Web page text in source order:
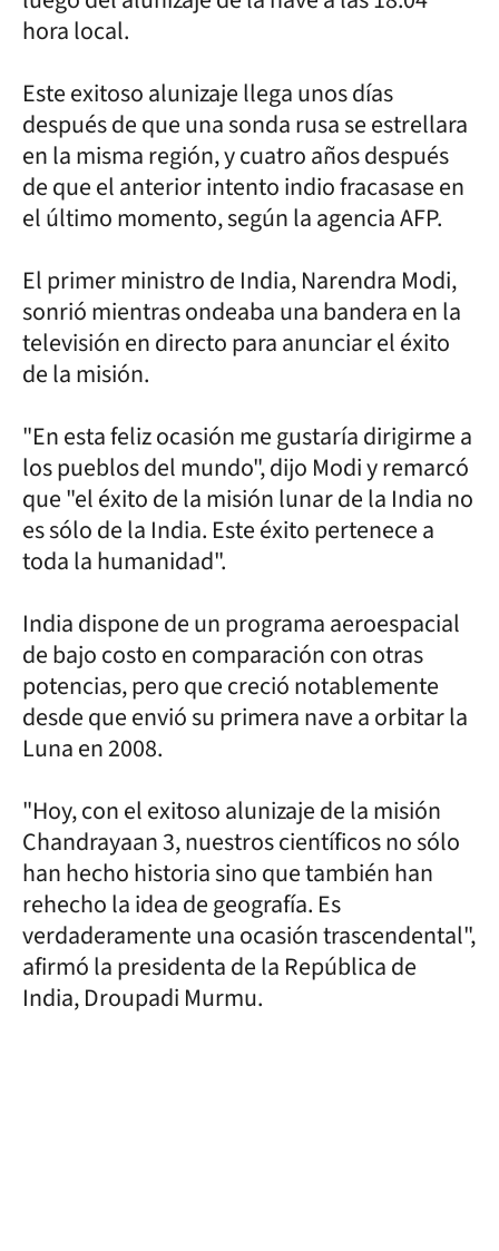
hora local.
Este exitoso alunizaje llega unos días
después de que una sonda rusa se estrellara
en la misma región, y cuatro años después
de que el anterior intento indio fracasase en
el último momento, según la agencia AFP.
El primer ministro de India, Narendra Modi,
sonrió mientras ondeaba una bandera en la
televisión en directo para anunciar el éxito
de la misión.
"En esta feliz ocasión me gustaría dirigirme a
los pueblos del mundo", dijo Modi y remarcó
que "el éxito de la misión lunar de la India no
es sólo de la India. Este éxito pertenece a
toda la humanidad".
India dispone de un programa aeroespacial
de bajo costo en comparación con otras
potencias, pero que creció notablemente
desde que envió su primera nave a orbitar la
Luna en 2008.
"Hoy, con el exitoso alunizaje de la misión
Chandrayaan 3, nuestros científicos no sólo
han hecho historia sino que también han
rehecho la idea de geografía. Es
verdaderamente una ocasión trascendental",
afirmó la presidenta de la República de
India, Droupadi Murmu.